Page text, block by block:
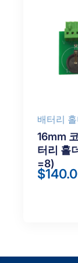
배터리
16mm
터리 홀
=8)
$